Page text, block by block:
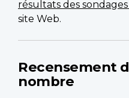
résultats des
site Web.
Recensement
nombre